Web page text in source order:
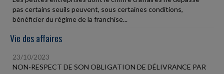
pas certains seuils peuvent, sous certaines conditions,
bénéficier du régime de la franchise...
Vie des affaires
23/10/2023
NON-RESPECT DE SON OBLIGATION DE DÉLIVRANCE PAR